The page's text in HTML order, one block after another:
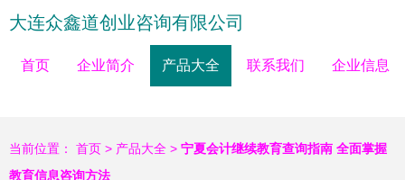
大连众鑫道创业咨询有限公司
首页 企业简介 产品大全 联系我们 企业信息
当前位置： 首页 > 产品大全 > 宁夏会计继续教育查询指南 全面掌握
教育信息咨询方法